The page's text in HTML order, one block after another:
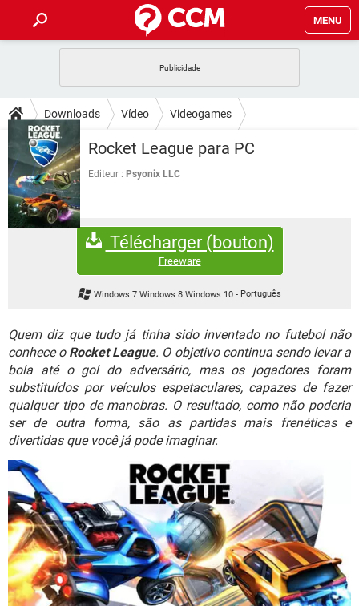
MENU
CELULAR FACEBOOK
OUTLOOK EXCEL
INSTAGRAM
GUIA DE COMPRAS
DICAS
JOGOS WHATSAPP
CELULAR FACEBOOK
OUTLOOK
INSTAGRAM
GUIA DE COMPRAS
DOWNLOADS
JOGOS
CELULAR
OUTLOOK EXCEL
GMAIL
FÓRUM
JOGOS
FACEBOOK
EXCEL
GMAIL
GLOSSÁRIO
WHATSAPP
INSTAGRAM GMAIL
GUIA DE COMPRAS
Downloads Vídeo Videogames
Rocket League para PC
Editeur : Psyonix LLC
Télécharger (bouton)
Freeware
Windows 7 Windows 8 Windows 10- Português
Quem diz que tudo já tinha sido inventado no futebol não
conhece o Rocket League. O objetivo continua sendo levar a
bola até o gol do adversário, mas os jogadores foram
substituídos por veículos espetaculares, capazes de fazer
qualquer tipo de manobras. O resultado, como não poderia
ser de outra forma, são as partidas mais frenéticas e
divertidas que você já pode imaginar.